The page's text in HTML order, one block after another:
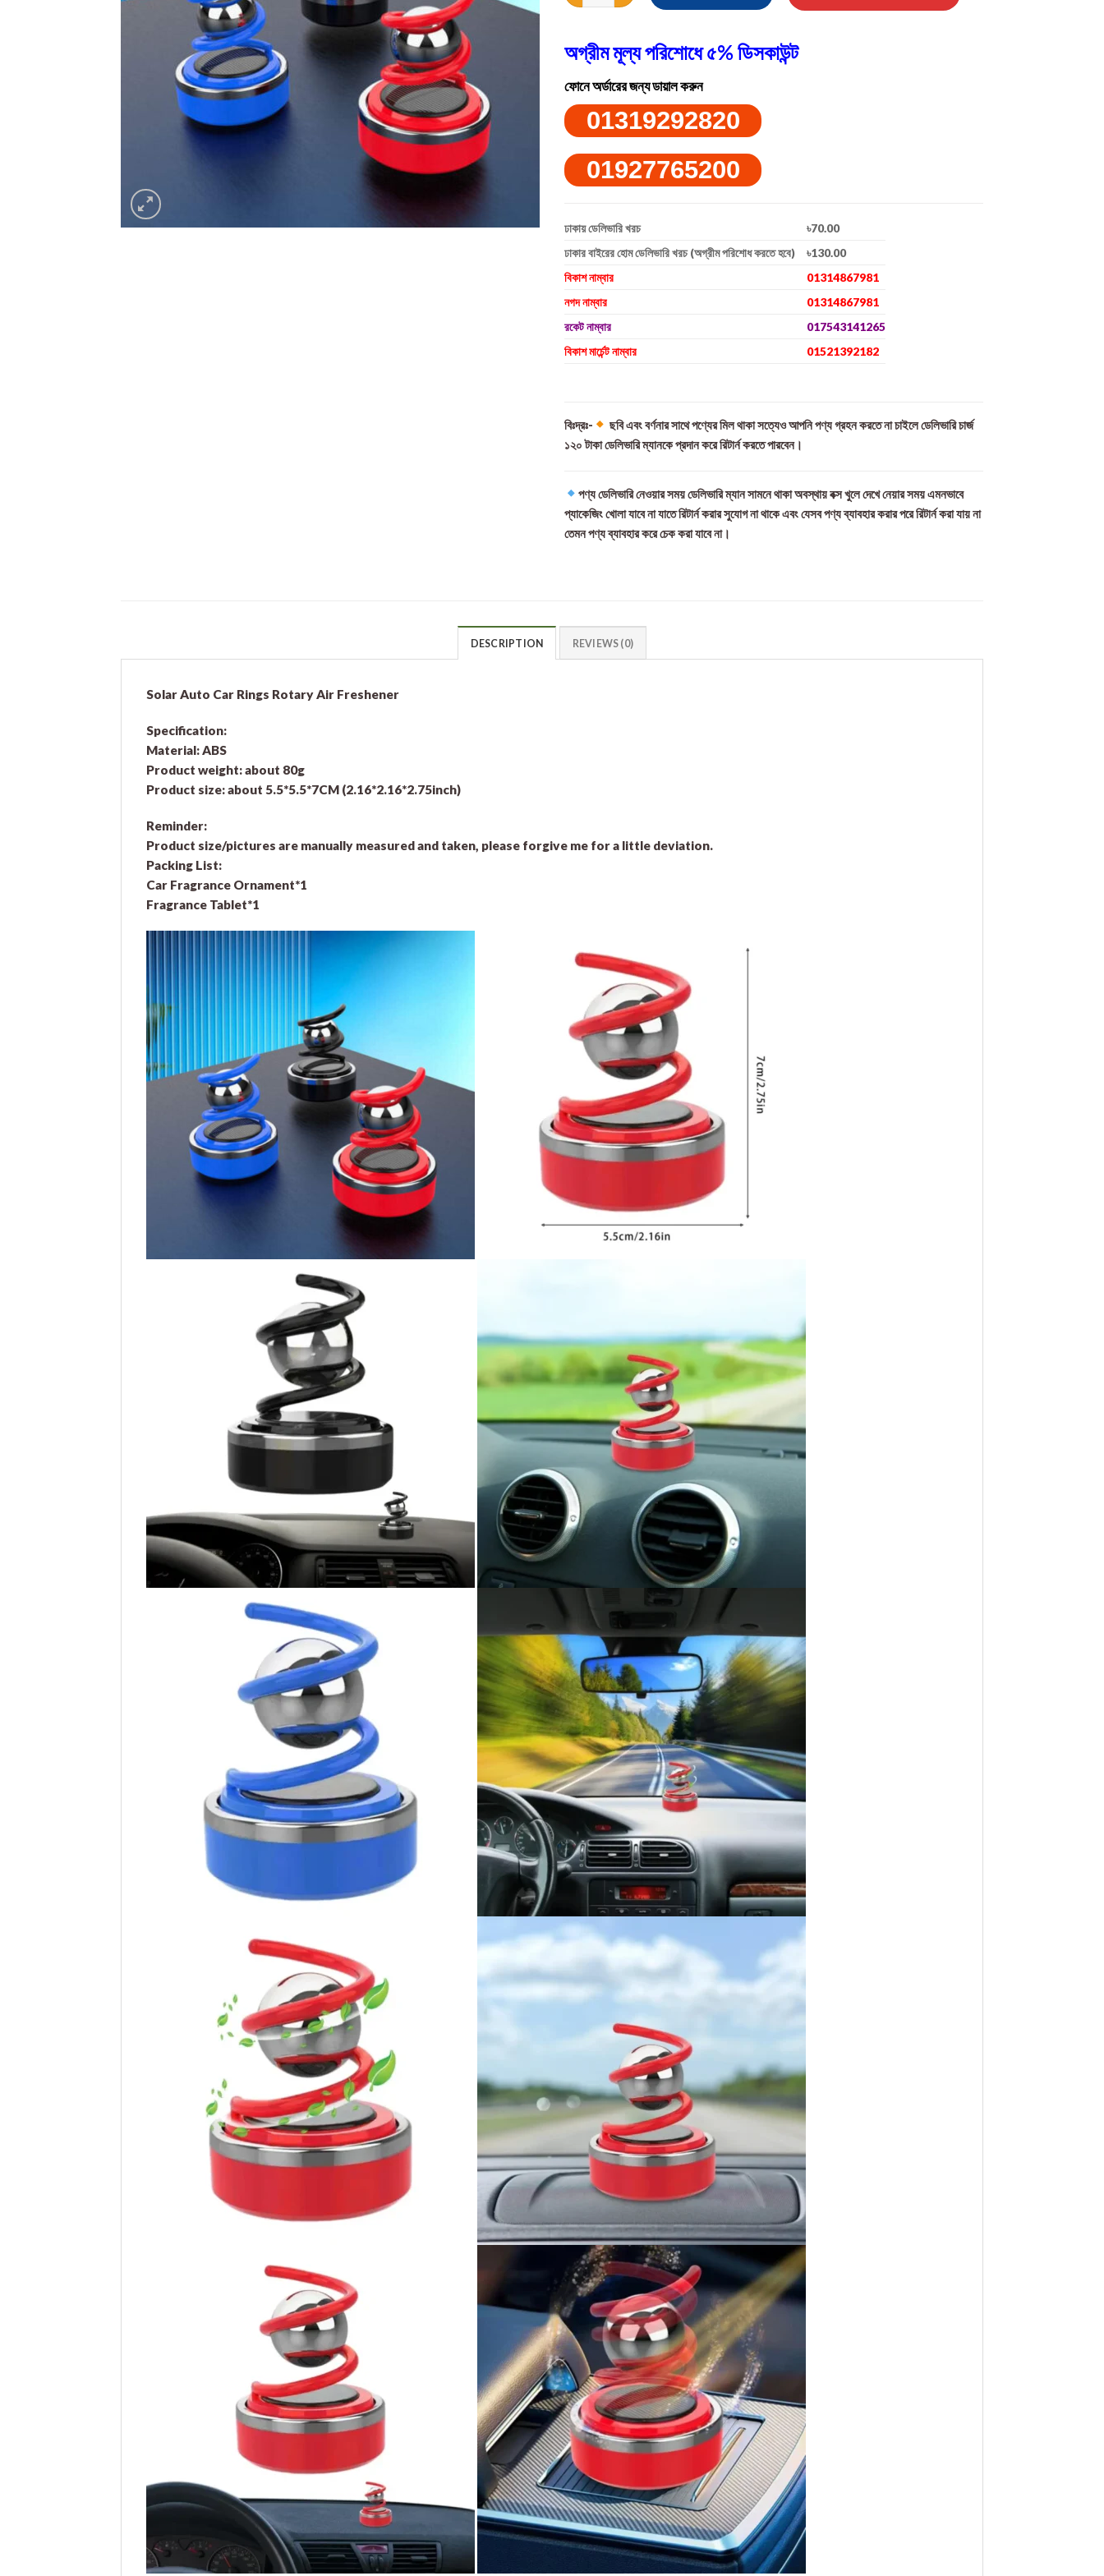
অগ্রীম মূল্য পরিশোধে ৫% ডিসকাউন্ট
ফোনে অর্ডারের জন্য ডায়াল করুন
01319292820
01927765200
ঢাকায় ডেলিভারি খরচ
৳70.00
ঢাকার বাইরের হোম ডেলিভারি খরচ (অগ্রীম পরিশোধ করতে হবে)
৳130.00
বিকাশ নাম্বার
01314867981
নগদ নাম্বার
01314867981
রকেট নাম্বার
017543141265
বিকাশ মার্চেন্ট নাম্বার
01521392182
বিঃদ্রঃ-
ছবি এবং বর্ণনার সাথে পণ্যের মিল থাকা সত্যেও আপনি পণ্য গ্রহন করতে না চাইলে ডেলিভারি চার্জ
১২০ টাকা ডেলিভারি ম্যানকে প্রদান করে রিটার্ন করতে পারবেন।
পণ্য ডেলিভারি নেওয়ার সময় ডেলিভারি ম্যান সামনে থাকা অবস্থায় বক্স খুলে দেখে নেয়ার সময় এমনভাবে
প্যাকেজিং খোলা যাবে না যাতে রিটার্ন করার সুযোগ না থাকে এবং যেসব পণ্য ব্যাবহার করার পরে রিটার্ন করা যায় না
তেমন পণ্য ব্যাবহার করে চেক করা যাবে না।
DESCRIPTION REVIEWS (0)
Solar Auto Car Rings Rotary Air Freshener
Specification:
Material: ABS
Product weight: about 80g
Product size: about 5.5*5.5*7CM (2.16*2.16*2.75inch)
Reminder:
Product size/pictures are manually measured and taken, please forgive me for a little deviation.
Packing List:
Car Fragrance Ornament*1
Fragrance Tablet*1